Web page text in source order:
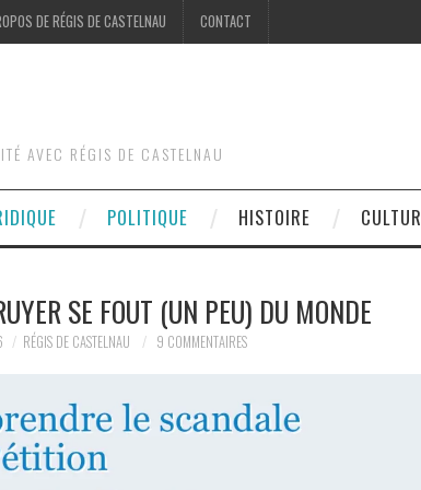
DE RÉGIS DE CASTELNAU CONTACT
AVEC RÉGIS DE CASTELNAU
POLITIQUE HISTOIRE
SE FOUT (UN PEU) DU MONDE
RÉGIS DE CASTELNAU 9 COMMENTAIRES